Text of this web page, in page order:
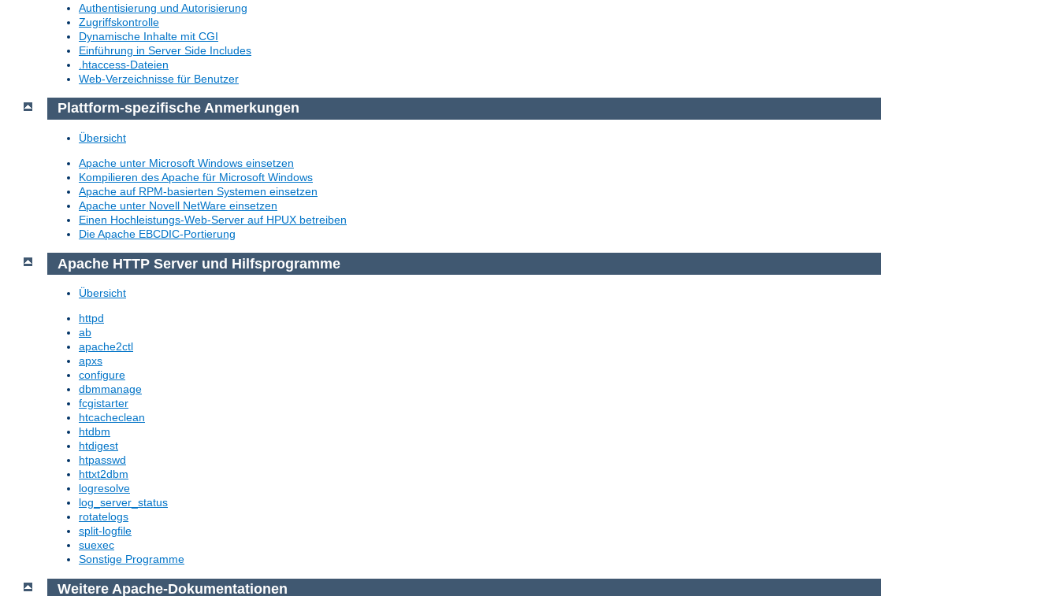
Authentisierung und Autorisierung
Zugriffskontrolle
Dynamische Inhalte mit CGI
Einführung in Server Side Includes
.htaccess-Dateien
Web-Verzeichnisse für Benutzer
Plattform-spezifische Anmerkungen
Übersicht
Apache unter Microsoft Windows einsetzen
Kompilieren des Apache für Microsoft Windows
Apache auf RPM-basierten Systemen einsetzen
Apache unter Novell NetWare einsetzen
Einen Hochleistungs-Web-Server auf HPUX betreiben
Die Apache EBCDIC-Portierung
Apache HTTP Server und Hilfsprogramme
Übersicht
httpd
ab
apache2ctl
apxs
configure
dbmmanage
fcgistarter
htcacheclean
htdbm
htdigest
htpasswd
httxt2dbm
logresolve
log_server_status
rotatelogs
split-logfile
suexec
Sonstige Programme
Weitere Apache-Dokumentationen